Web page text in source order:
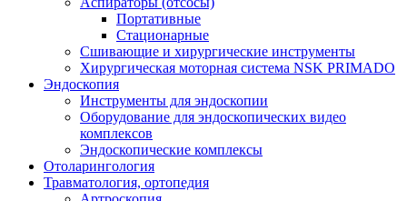
Портативные
Стационарные
Сшивающие и хирургические инструменты
Хирургическая моторная система NSK PRIMADO
Эндоскопия
Инструменты для эндоскопии
Оборудование для эндоскопических видео
комплексов
Эндоскопические комплексы
Отоларингология
Травматология, ортопедия